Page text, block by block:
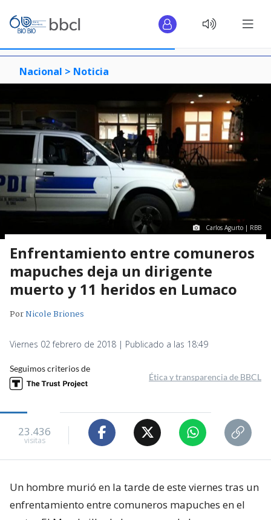
Nacional > Noticia
Carlos Agurto | RBB
Enfrentamiento entre comuneros
mapuches deja un dirigente
muerto y 11 heridos en Lumaco
PorNicole Briones
Viernes 02 febrero de 2018 | Publicado a las 18:49
Seguimos criterios de
Ética y transparencia de BBCL
23.436
visitas
Un hombre murió en la tarde de este viernes tras un
enfrentamiento entre comuneros mapuches en el